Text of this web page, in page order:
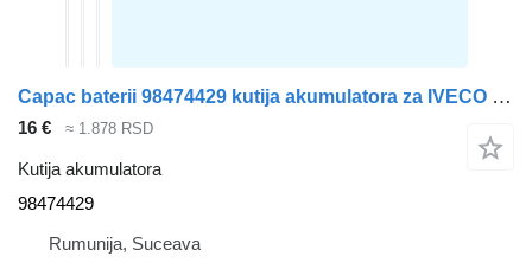
Capac baterii 98474429 kutija akumulatora za IVECO STRALIS tegljača
16 € ≈ 1.878 RSD
Kutija akumulatora
98474429
Rumunija, Suceava